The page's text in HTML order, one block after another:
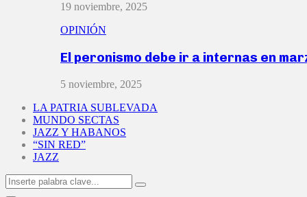
19 noviembre, 2025
OPINIÓN
El peronismo debe ir a internas en
5 noviembre, 2025
LA PATRIA SUBLEVADA
MUNDO SECTAS
JAZZ Y HABANOS
“SIN RED”
JAZZ
Search
for:
Search